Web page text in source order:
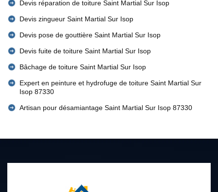
Devis réparation de toiture Saint Martial Sur Isop
Devis zingueur Saint Martial Sur Isop
Devis pose de gouttière Saint Martial Sur Isop
Devis fuite de toiture Saint Martial Sur Isop
Bâchage de toiture Saint Martial Sur Isop
Expert en peinture et hydrofuge de toiture Saint Martial Sur
Isop 87330
Artisan pour désamiantage Saint Martial Sur Isop 87330